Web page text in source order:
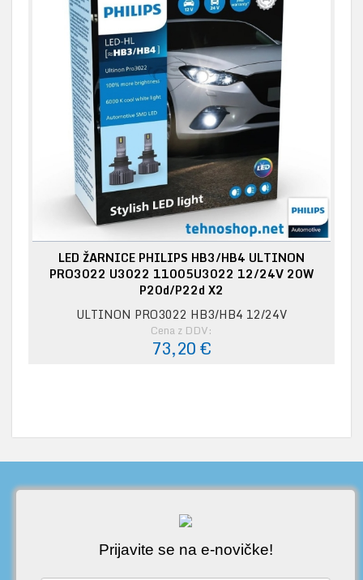
LED ŽARNICE PHILIPS HB3/HB4 ULTINON
PRO3022 U3022 11005U3022 12/24V 20W
P20d/P22d X2
ULTINON PRO3022 HB3/HB4 12/24V
Cena z DDV:
73,20 €
Prijavite se na e-novičke!